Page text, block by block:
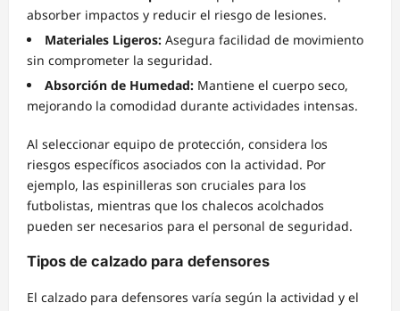
absorber impactos y reducir el riesgo de lesiones.
Materiales Ligeros: Asegura facilidad de movimiento
sin comprometer la seguridad.
Absorción de Humedad: Mantiene el cuerpo seco,
mejorando la comodidad durante actividades intensas.
Al seleccionar equipo de protección, considera los
riesgos específicos asociados con la actividad. Por
ejemplo, las espinilleras son cruciales para los
futbolistas, mientras que los chalecos acolchados
pueden ser necesarios para el personal de seguridad.
Tipos de calzado para defensores
El calzado para defensores varía según la actividad y el